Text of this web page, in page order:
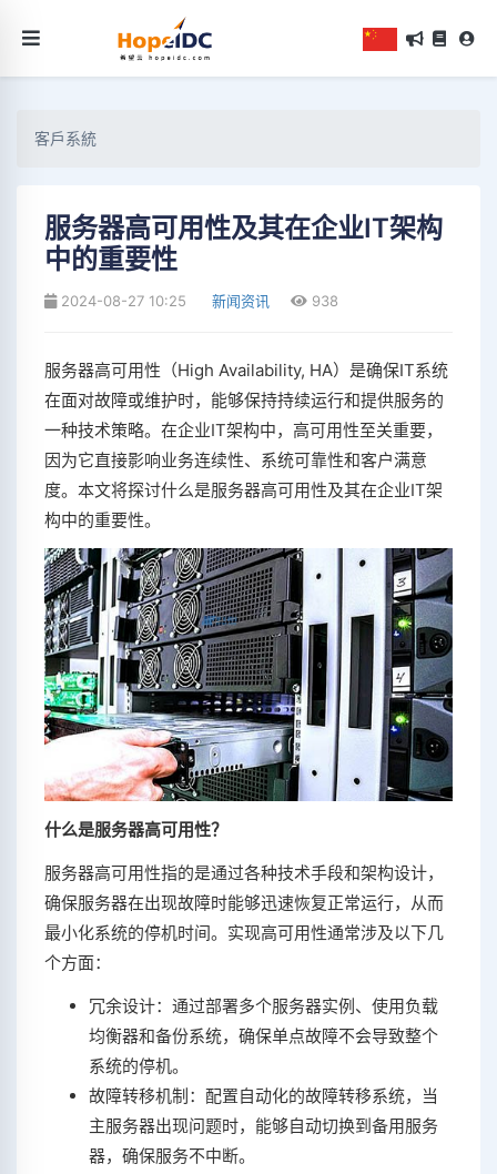
客戶系統
服务器高可用性及其在企业IT架构
中的重要性
2024-08-27 10:25 新闻资讯 938
服务器高可用性（High Availability, HA）是确保IT系统
在面对故障或维护时，能够保持持续运行和提供服务的
一种技术策略。在企业IT架构中，高可用性至关重要，
因为它直接影响业务连续性、系统可靠性和客户满意
度。本文将探讨什么是服务器高可用性及其在企业IT架
构中的重要性。
什么是服务器高可用性？
服务器高可用性指的是通过各种技术手段和架构设计，
确保服务器在出现故障时能够迅速恢复正常运行，从而
最小化系统的停机时间。实现高可用性通常涉及以下几
个方面：
冗余设计：通过部署多个服务器实例、使用负载
均衡器和备份系统，确保单点故障不会导致整个
系统的停机。
故障转移机制：配置自动化的故障转移系统，当
主服务器出现问题时，能够自动切换到备用服务
器，确保服务不中断。